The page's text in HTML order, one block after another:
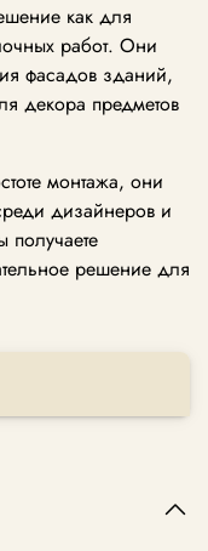
как для
работ. Они
фасадов зданий,
декора предметов
монтажа, они
дизайнеров и
получаете
решение для